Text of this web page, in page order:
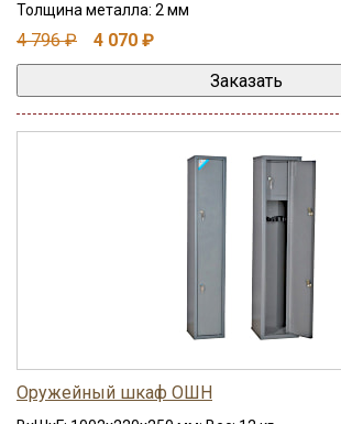
Толщина металла: 2 мм
4 796 ₽ 4 070 ₽
Оружейный шкаф ОШН